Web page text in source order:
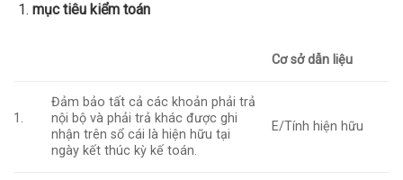
mục tiêu kiểm toán
Cơ sở dẫn liệu
1.
Đảm bảo tất cả các khoản phải trả
nội bộ và phải trả khác được ghi
nhận trên sổ cái là hiện hữu tại
ngày kết thúc kỳ kế toán.
E/Tính hiện hữu